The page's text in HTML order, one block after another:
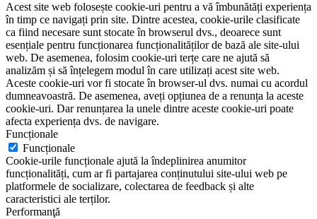
Acest site web folosește cookie-uri pentru a vă îmbunătăți experiența
în timp ce navigați prin site. Dintre acestea, cookie-urile clasificate
ca fiind necesare sunt stocate în browserul dvs., deoarece sunt
esențiale pentru funcționarea funcționalităților de bază ale site-ului
web. De asemenea, folosim cookie-uri terțe care ne ajută să
analizăm și să înțelegem modul în care utilizați acest site web.
Aceste cookie-uri vor fi stocate în browser-ul dvs. numai cu acordul
dumneavoastră. De asemenea, aveți opțiunea de a renunța la aceste
cookie-uri. Dar renunțarea la unele dintre aceste cookie-uri poate
afecta experiența dvs. de navigare.
Funcționale
Funcționale
Cookie-urile funcționale ajută la îndeplinirea anumitor
funcționalități, cum ar fi partajarea conținutului site-ului web pe
platformele de socializare, colectarea de feedback și alte
caracteristici ale terților.
Performanţă